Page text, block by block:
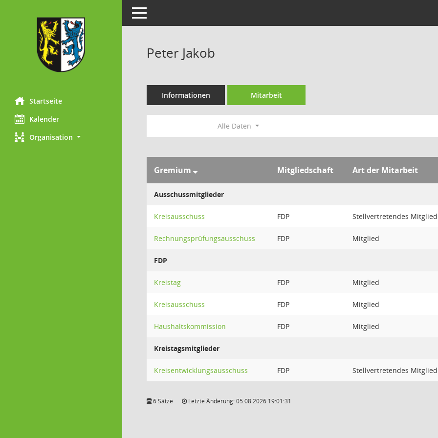
Startseite
Kalender
Organisation
Toggle navigation
Peter Jakob
Informationen Mitarbeit
Alle Daten
Gremium Mitgliedschaft Art der Mitarbeit
Ausschussmitglieder
Kreisausschuss FDP Stellvertretendes Mitglied
Rechnungsprüfungsausschuss FDP Mitglied
FDP
Kreistag FDP Mitglied
Kreisausschuss FDP Mitglied
Haushaltskommission FDP Mitglied
Kreistagsmitglieder
Kreisentwicklungsausschuss FDP Stellvertretendes Mitglied
6 Sätze Letzte Änderung: 05.08.2026 19:01:31